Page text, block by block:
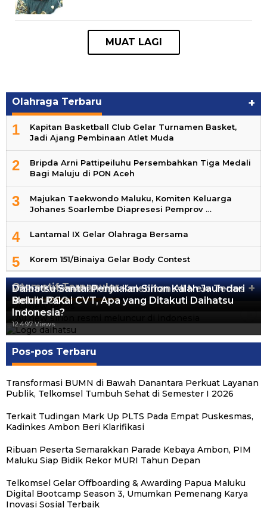
Olahraga Terbaru +
1
Kapitan Basketball Club Gelar Turnamen Basket,
Jadi Ajang Pembinaan Atlet Muda
2
Bripda Arni Pattipeiluhu Persembahkan Tiga Medali
Bagi Maluju di PON Aceh
3
Majukan Taekwondo Maluku, Komiten Keluarga
Johanes Soarlembe Diapresesi Pemprov …
4 Lantamal IX Gelar Olahraga Bersama
5 Korem 151/Binaiya Gelar Body Contest
Otomotif Terpopuler +
Video Kelemahan dan Kelebihan All New Terios
13.422 Views
Daihatsu Santai Penjualan Sirion Kalah Jauh dari
Mobil LCGC
12.559 Views
Belum Pakai CVT, Apa yang Ditakuti Daihatsu
Indonesia?
12.497 Views
Pos-pos Terbaru
Transformasi BUMN di Bawah Danantara Perkuat Layanan
Publik, Telkomsel Tumbuh Sehat di Semester I 2026
Terkait Tudingan Mark Up PLTS Pada Empat Puskesmas,
Kadinkes Ambon Beri Klarifikasi
Ribuan Peserta Semarakkan Parade Kebaya Ambon, PIM
Maluku Siap Bidik Rekor MURI Tahun Depan
Telkomsel Gelar Offboarding & Awarding Papua Maluku
Digital Bootcamp Season 3, Umumkan Pemenang Karya
Inovasi Sosial Terbaik